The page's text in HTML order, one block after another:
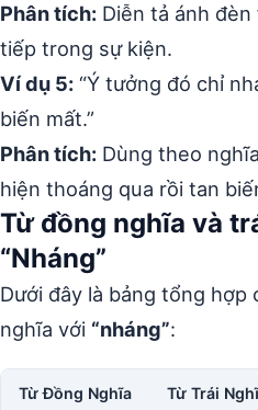
Phân tích: Diễn tả ánh
tiếp trong sự kiện.
Ví dụ 5: “Ý tưởng đó chỉ
biến mất.”
Phân tích: Dùng theo
hiện thoáng qua rồi tan
Từ đồng nghĩa và
“Nháng”
Dưới đây là bảng tổng
nghĩa với “nháng”:
Từ Đồng Nghĩa Từ Trái